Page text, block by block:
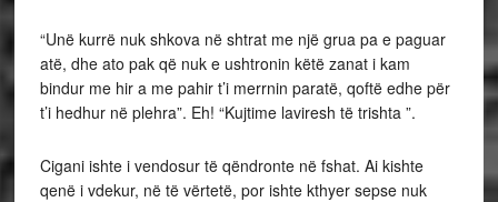
“Unë kurrë nuk shkova në shtrat me një grua pa e paguar
atë, dhe ato pak që nuk e ushtronin këtë zanat i kam
bindur me hir a me pahir t’i merrnin paratë, qoftë edhe për
t’i hedhur në plehra”. Eh! “Kujtime laviresh të trishta ”.
Cigani ishte i vendosur të qëndronte në fshat. Ai kishte
qenë i vdekur, në të vërtetë, por ishte kthyer sepse nuk